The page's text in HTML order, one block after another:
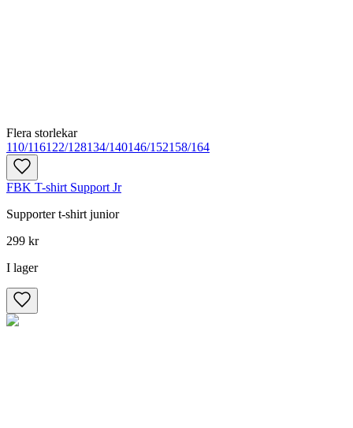
Flera storlekar
110/116122/128134/140146/152158/164
FBK T-shirt Support Jr
Supporter t-shirt junior
299 kr
I lager